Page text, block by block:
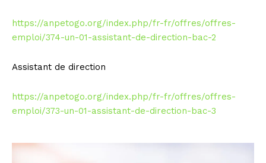
https://anpetogo.org/index.php/fr-fr/offres/offres-
emploi/374-un-01-assistant-de-direction-bac-2
Assistant de direction
https://anpetogo.org/index.php/fr-fr/offres/offres-
emploi/373-un-01-assistant-de-direction-bac-3